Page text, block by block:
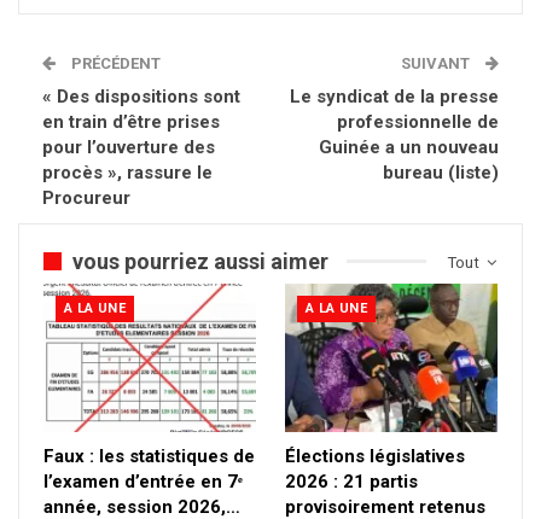
PRÉCÉDENT
« Des dispositions sont
en train d’être prises
pour l’ouverture des
procès », rassure le
Procureur
SUIVANT
Le syndicat de la presse
professionnelle de
Guinée a un nouveau
bureau (liste)
Tout
vous pourriez aussi aimer
A LA UNE
Faux : les statistiques de
l’examen d’entrée en 7ᵉ
année, session 2026,…
A LA UNE
Élections législatives
2026 : 21 partis
provisoirement retenus